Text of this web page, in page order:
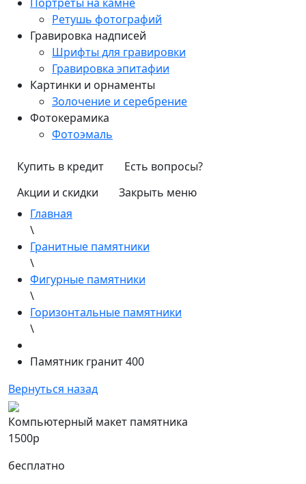
Ретушь фотографий
Гравировка надписей
Шрифты для гравировки
Гравировка эпитафии
Картинки и орнаменты
Золочение и серебрение
Фотокерамика
Фотоэмаль
Купить в кредит
Есть вопросы?
Акции и скидки
Закрыть меню
Главная
\
Гранитные памятники
\
Фигурные памятники
\
Горизонтальные памятники
\
Памятник гранит 400
Вернуться назад
Компьютерный макет памятника
1500р
бесплатно